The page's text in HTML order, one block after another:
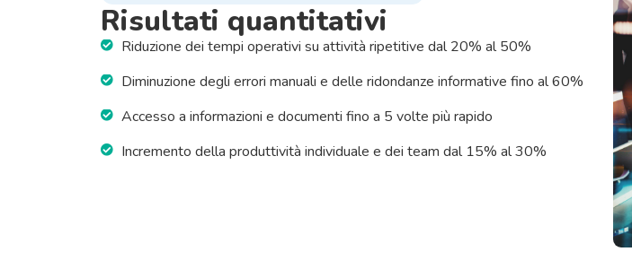
Risultati quantitativi
Riduzione dei tempi operativi su attività ripetitive dal 20% al 50%
Diminuzione degli errori manuali e delle ridondanze informative fino al 60%
Accesso a informazioni e documenti fino a 5 volte più rapido
Incremento della produttività individuale e dei team dal 15% al 30%